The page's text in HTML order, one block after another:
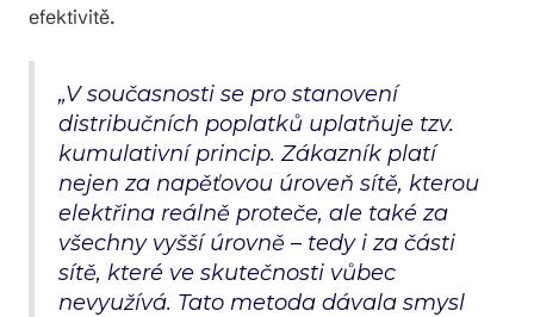
efektivitě.
„V současnosti se pro stanovení
distribučních poplatků uplatňuje tzv.
kumulativní princip. Zákazník platí
nejen za napěťovou úroveň sítě, kterou
elektřina reálně proteče, ale také za
všechny vyšší úrovně – tedy i za části
sítě, které ve skutečnosti vůbec
nevyužívá. Tato metoda dávala smysl